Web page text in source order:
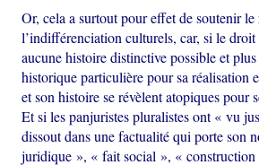
Or, cela a surtout pour effet de soutenir
l’indifférenciation culturels, car, si le droit
aucune histoire distinctive possible et plus
historique particulière pour sa réalisation
et son histoire se révèlent atopiques pour
Et si les panjuristes pluralistes ont « vu
dissout dans une factualité qui porte son
juridique », « fait social », « construction